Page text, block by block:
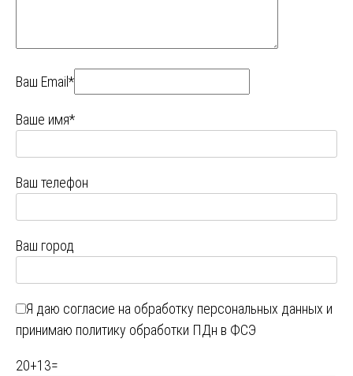
Ваш Email*
Ваше имя*
Ваш телефон
Ваш город
Я даю согласие на обработку персональных данных и
принимаю политику обработки ПДн в ФСЭ
20+13=